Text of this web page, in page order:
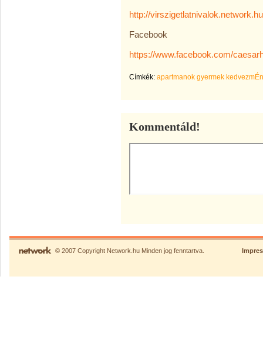
http://
Facebook
https://www.facebook.com/
Címkék: apartmanok gyermek
Kommentáld!
© 2007 Copyright Network.hu Minden jog fenntartva.